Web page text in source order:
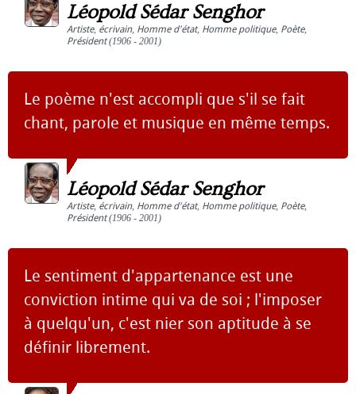
Léopold Sédar Senghor
Artiste, écrivain, Homme d'état, Homme politique, Poète,
Président(1906 - 2001)
Le poème n'est accompli que s'il se fait
chant, parole et musique en même temps.
Léopold Sédar Senghor
Artiste, écrivain, Homme d'état, Homme politique, Poète,
Président(1906 - 2001)
Le sentiment d'appartenance est une
conviction intime qui va de soi ; l'imposer
à quelqu'un, c'est nier son aptitude à se
définir librement.